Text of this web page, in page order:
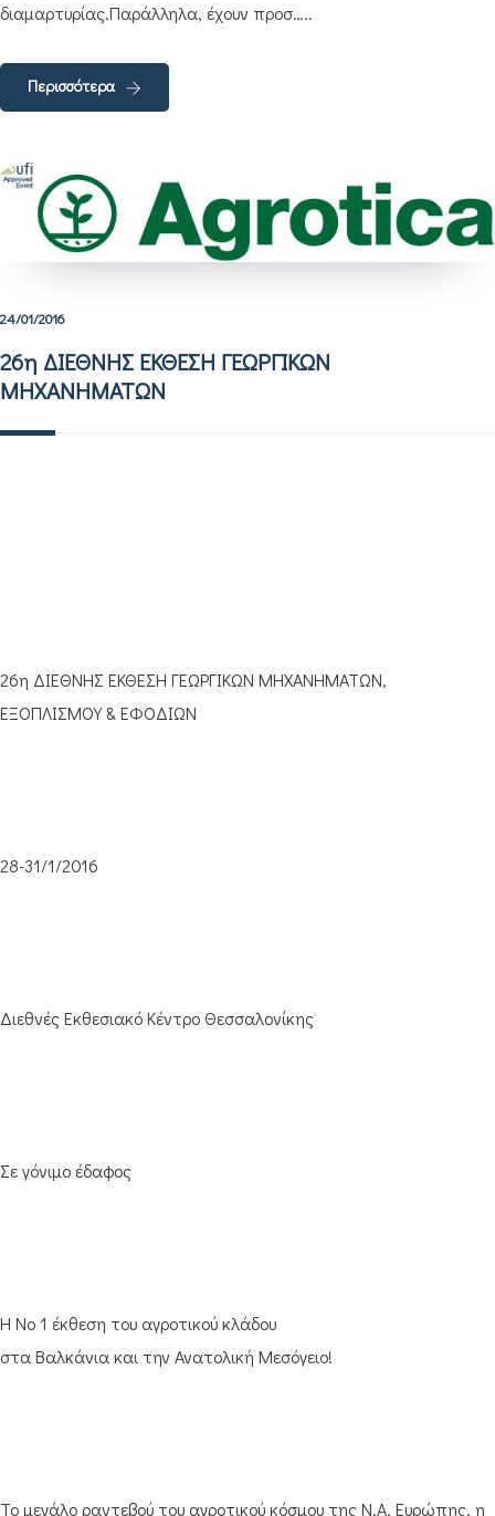
διαμαρτυρίας.Παράλληλα, έχουν προσ…..
Περισσότερα
24/01/2016
26η ΔΙΕΘΝΗΣ ΕΚΘΕΣΗ ΓΕΩΡΓΙΚΩΝ
ΜΗΧΑΝΗΜΑΤΩΝ
26η ΔΙΕΘΝΗΣ ΕΚΘΕΣΗ ΓΕΩΡΓΙΚΩΝ ΜΗΧΑΝΗΜΑΤΩΝ,
ΕΞΟΠΛΙΣΜΟΥ & ΕΦΟΔΙΩΝ
28-31/1/2016
Διεθνές Εκθεσιακό Κέντρο Θεσσαλονίκης
Σε γόνιµο έδαφος
H Νο 1 έκθεση του αγροτικού κλάδου
στα Βαλκάνια και την Ανατολική Μεσόγειο!
Το μεγάλο ραντεβού του αγροτικού κόσμου της Ν.Α. Ευρώπης, η